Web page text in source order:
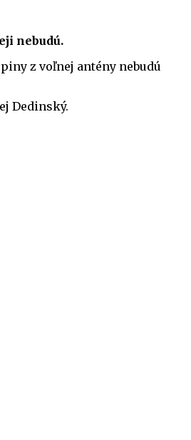
nebudú.
z voľnej antény nebudú
Dedinský.